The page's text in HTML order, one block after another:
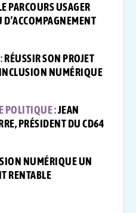
PARCOURS USAGER
D’ACCOMPAGNEMENT
RÉUSSIR SON PROJET
NUMÉRIQUE
POLITIQUE :JEAN
PRÉSIDENT DU CD64
NUMÉRIQUE UN
RENTABLE